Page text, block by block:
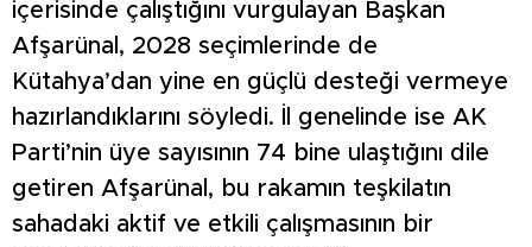
içerisinde çalıştığını vurgulayan Başkan
Afşarünal, 2028 seçimlerinde de
Kütahya’dan yine en güçlü desteği vermeye
hazırlandıklarını söyledi. İl genelinde ise AK
Parti’nin üye sayısının 74 bine ulaştığını dile
getiren Afşarünal, bu rakamın teşkilatın
sahadaki aktif ve etkili çalışmasının bir